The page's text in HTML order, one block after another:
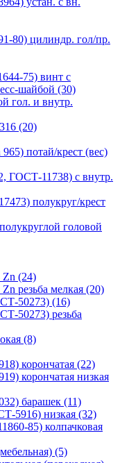
80) цилиндр. гол/пр.
75) винт с
шайбой (30)
гол. и внутр.
(20)
потай/крест (вес)
ГОСТ-11738) с внутр.
полукруг/крест
головой
Zn (24)
резьба мелкая (20)
50273) (16)
50273) резьба
(8)
корончатая (22)
корончатая низкая
барашек (11)
5916) низкая (32)
85) колпачковая
(5)